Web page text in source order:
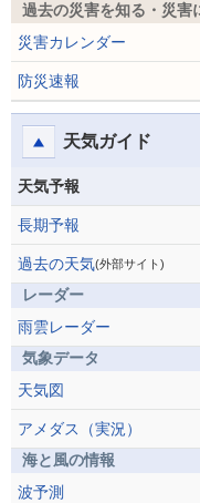
過去の災害を知る・災害
災害カレンダー
防災速報
天気ガイド
天気予報
長期予報
過去の天気(外部サイト)
レーダー
雨雲レーダー
気象データ
天気図
アメダス（実況）
海と風の情報
波予測